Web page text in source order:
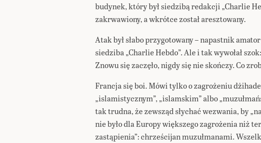
budynek, który był siedzibą redakcji „Charlie
zakrwawiony, a wkrótce został aresztowany.
Atak był słabo przygotowany – napastnik
siedziba „Charlie Hebdo”. Ale i tak wywołał
Znowu się zaczęło, nigdy się nie skończy. Co
Francja się boi. Mówi tylko o zagrożeniu
„islamistycznym”, „islamskim” albo
tak trudna, że zewsząd słychać wezwania, by
nie było dla Europy większego zagrożenia niż
zastąpienia”: chrześcijan muzułmanami.